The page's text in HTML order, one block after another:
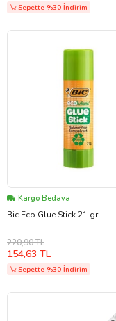
Sepette %30 İndirim
Kargo Bedava
Bic Eco Glue Stick 21 gr
220,90 TL
154,63 TL
Sepette %30 İndirim